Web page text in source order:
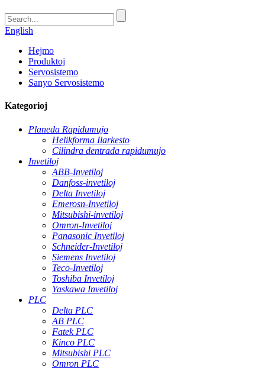
English
Hejmo
Produktoj
Servosistemo
Sanyo Servosistemo
Kategorioj
Planeda Rapidumujo
Helikforma Ilarkesto
Cilindra dentrada rapidumujo
Invetiloj
ABB-Invetiloj
Danfoss-invetiloj
Delta Invetiloj
Emerosn-Invetiloj
Mitsubishi-invetiloj
Omron-Invetiloj
Panasonic Invetiloj
Schneider-Invetiloj
Siemens Invetiloj
Teco-Invetiloj
Toshiba Invetiloj
Yaskawa Invetiloj
PLC
Delta PLC
AB PLC
Fatek PLC
Kinco PLC
Mitsubishi PLC
Omron PLC